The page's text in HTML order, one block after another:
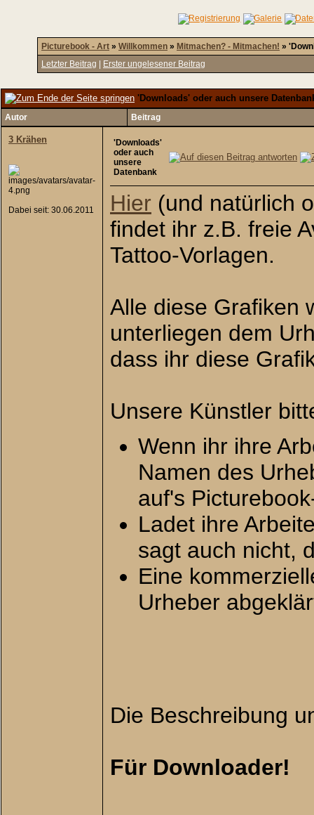
Picturebook - Art » Willkommen » Mitmachen? - Mitmachen! »
Letzter Beitrag
Erster ungelesener Beitrag
'Downloads' oder auch unsere
Autor Beitrag
3 Krähen
Dabei seit: 30.06.2011
'Downloads'
oder auch
unsere
Datenbank
Hier (und natürlich
findet ihr z.B. freie
Tattoo-Vorlagen.
Alle diese Grafiken
unterliegen dem
dass ihr diese
Unsere Künstler
Wenn ihr ihre
Namen des
auf's
Ladet ihre
sagt auch nicht,
Eine
Urheber
Die Beschreibung
Für Downloader!